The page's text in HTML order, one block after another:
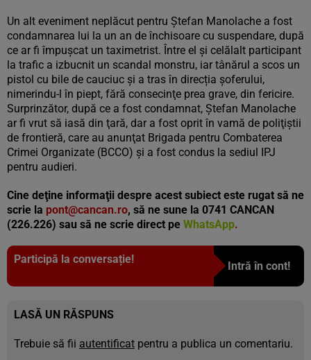
Un alt eveniment neplăcut pentru Ștefan Manolache a fost
condamnarea lui la un an de închisoare cu suspendare, după
ce ar fi împușcat un taximetrist. Între el și celălalt participant
la trafic a izbucnit un scandal monstru, iar tânărul a scos un
pistol cu bile de cauciuc și a tras în direcția șoferului,
nimerindu-l în piept, fără consecinţe prea grave, din fericire.
Surprinzător, după ce a fost condamnat, Ștefan Manolache
ar fi vrut să iasă din ţară, dar a fost oprit în vamă de poliţiştii
de frontieră, care au anunţat Brigada pentru Combaterea
Crimei Organizate (BCCO) şi a fost condus la sediul IPJ
pentru audieri.
Cine deţine informaţii despre acest subiect este rugat să ne
scrie la pont@cancan.ro, să ne sune la 0741 CANCAN
(226.226) sau să ne scrie direct pe WhatsApp.
Participă la conversație!
Intră în cont!
LASĂ UN RĂSPUNS
Trebuie să fii autentificat pentru a publica un comentariu.